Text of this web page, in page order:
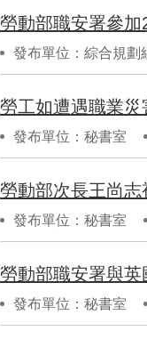
發布單位：綜合規劃
勞工如遭遇職業災
發布單位：秘書室
勞動部次長王尚
發布單位：秘書室
發布單位：秘書室